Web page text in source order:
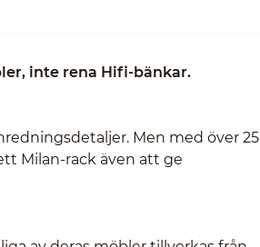
inte rena Hifi-bänkar.
Men med över 25
Milan-rack även att ge